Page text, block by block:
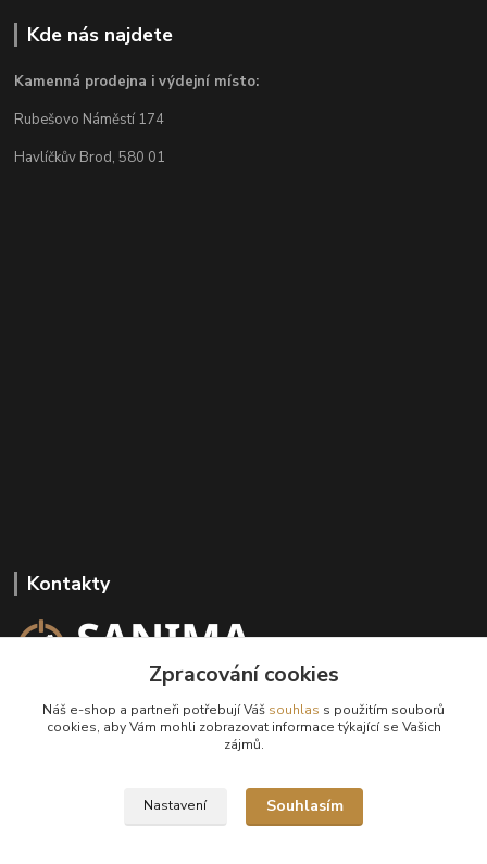
Kde nás najdete
Kamenná prodejna i výdejní místo:
Rubešovo Náměstí 174
Havlíčkův Brod, 580 01
Kontakty
+420 602 647 136
(Po-Pá, 9-18 hod.)
Zpracování cookies
Náš e-shop a partneři potřebují Váš souhlas s použitím souborů
cookies, aby Vám mohli zobrazovat informace týkající se Vašich
zájmů.
Nastavení Souhlasím